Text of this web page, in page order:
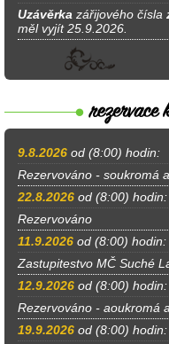
Uzávěrka zářijového čísla
měl vyjít 25.9.2026.
9.8.2026 od (8:00) hodin:
Rezervováno - soukromá
22.8.2026 od (8:00) hodin:
Rezervováno
11.9.2026 od (8:00) hodin:
Zastupitestvo MČ Suché
12.9.2026 od (8:00) hodin:
Rezervováno - aoukromá
19.9.2026 od (8:00) hodin: